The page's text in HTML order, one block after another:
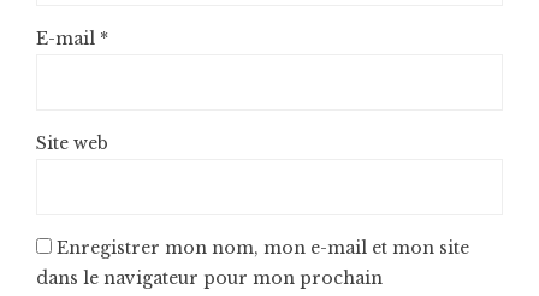
E-mail *
Site web
Enregistrer mon nom, mon e-mail et mon site
dans le navigateur pour mon prochain